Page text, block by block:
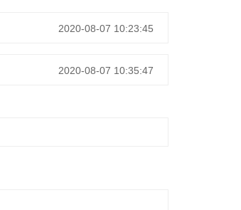
2020-08-07 10:23:45
2020-08-07 10:35:47